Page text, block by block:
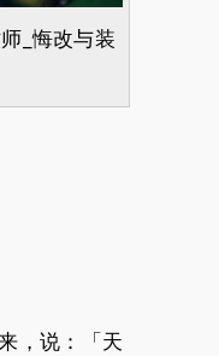
_悔改与装
，说：「天